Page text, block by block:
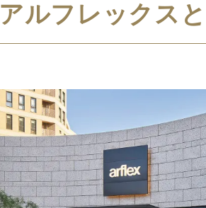
アルフレックス